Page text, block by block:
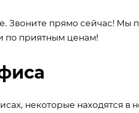
Звоните прямо сейчас! Мы
по приятным ценам!
некоторые находятся в